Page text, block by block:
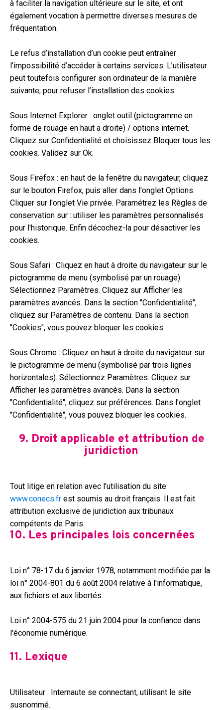
à faciliter la navigation ultérieure sur le site, et ont
également vocation à permettre diverses mesures de
fréquentation.
Le refus d’installation d’un cookie peut entraîner
l’impossibilité d’accéder à certains services. L’utilisateur
peut toutefois configurer son ordinateur de la manière
suivante, pour refuser l’installation des cookies :
Sous Internet Explorer : onglet outil (pictogramme en
forme de rouage en haut a droite) / options internet.
Cliquez sur Confidentialité et choisissez Bloquer tous les
cookies. Validez sur Ok.
Sous Firefox : en haut de la fenêtre du navigateur, cliquez
sur le bouton Firefox, puis aller dans l'onglet Options.
Cliquer sur l'onglet Vie privée. Paramétrez les Règles de
conservation sur : utiliser les paramètres personnalisés
pour l'historique. Enfin décochez-la pour désactiver les
cookies.
Sous Safari : Cliquez en haut à droite du navigateur sur le
pictogramme de menu (symbolisé par un rouage).
Sélectionnez Paramètres. Cliquez sur Afficher les
paramètres avancés. Dans la section "Confidentialité",
cliquez sur Paramètres de contenu. Dans la section
"Cookies", vous pouvez bloquer les cookies.
Sous Chrome : Cliquez en haut à droite du navigateur sur
le pictogramme de menu (symbolisé par trois lignes
horizontales). Sélectionnez Paramètres. Cliquez sur
Afficher les paramètres avancés. Dans la section
"Confidentialité", cliquez sur préférences. Dans l'onglet
"Confidentialité", vous pouvez bloquer les cookies.
9. Droit applicable et attribution de
juridiction
Tout litige en relation avec l’utilisation du site
www.conecs.fr est soumis au droit français. Il est fait
attribution exclusive de juridiction aux tribunaux
compétents de Paris.
10. Les principales lois concernées
Loi n° 78-17 du 6 janvier 1978, notamment modifiée par la
loi n° 2004-801 du 6 août 2004 relative à l'informatique,
aux fichiers et aux libertés.
Loi n° 2004-575 du 21 juin 2004 pour la confiance dans
l'économie numérique.
11. Lexique
Utilisateur : Internaute se connectant, utilisant le site
susnommé.